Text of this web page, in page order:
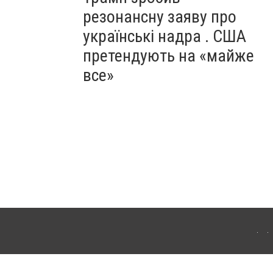
резонансну заяву про
українські надра . США
претендують на «майже
все»